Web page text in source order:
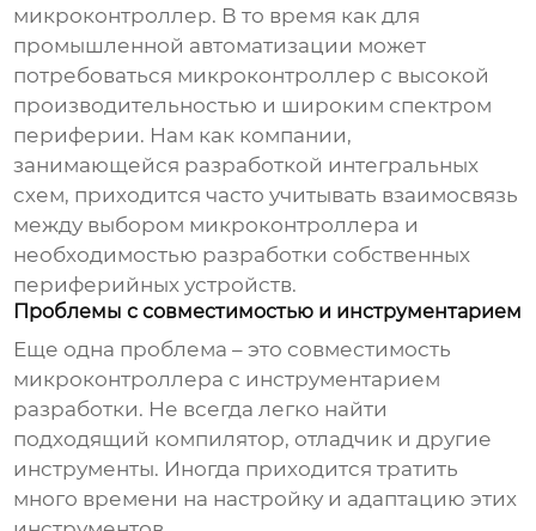
микроконтроллер. В то время как для
промышленной автоматизации может
потребоваться микроконтроллер с высокой
производительностью и широким спектром
периферии. Нам как компании,
занимающейся разработкой интегральных
схем, приходится часто учитывать взаимосвязь
между выбором микроконтроллера и
необходимостью разработки собственных
периферийных устройств.
Проблемы с совместимостью и инструментарием
Еще одна проблема – это совместимость
микроконтроллера с инструментарием
разработки. Не всегда легко найти
подходящий компилятор, отладчик и другие
инструменты. Иногда приходится тратить
много времени на настройку и адаптацию этих